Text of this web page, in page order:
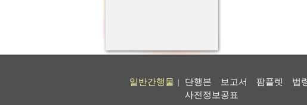
일반간행물 단행본 보고서 팜플렛
법
사전정보공표